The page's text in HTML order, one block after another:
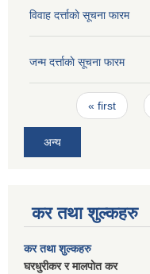
विवाह दर्त्ताकाे सूचना फारम
जन्म दर्त्ताकाे सूचना फारम
Pages« first
अन्य
कर तथा शुल्कहरु
कर तथा शुल्कहरु
घरधुरीकर र मालपाेत कर